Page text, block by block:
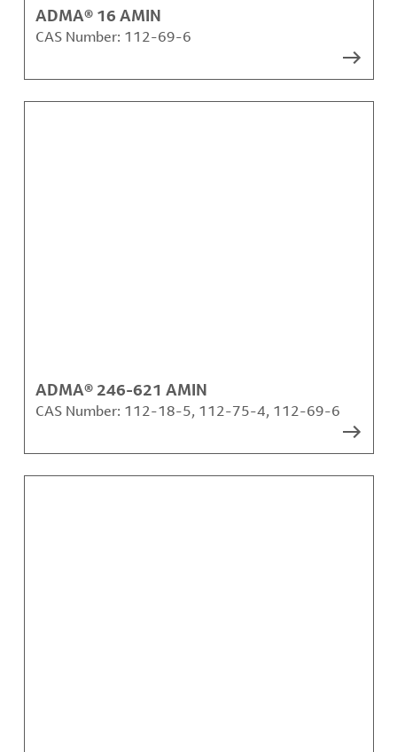
ADMA® 16 AMIN
CAS Number: 112-69-6
ADMA® 246-621 AMIN
CAS Number: 112-18-5, 112-75-4, 112-69-6